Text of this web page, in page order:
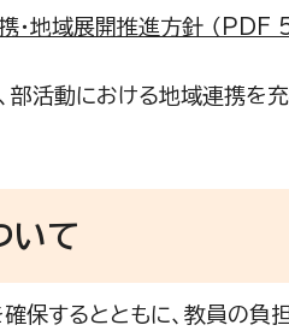
・地域展開推進方針 （PDF
活動における地域連携を
いて
保するとともに、教員の